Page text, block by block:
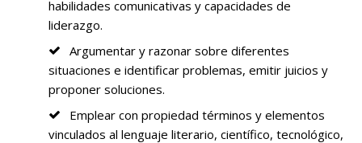
habilidades comunicativas y capacidades de
liderazgo.
Argumentar y razonar sobre diferentes
situaciones e identificar problemas, emitir juicios y
proponer soluciones.
Emplear con propiedad términos y elementos
vinculados al lenguaje literario, científico, tecnológico,